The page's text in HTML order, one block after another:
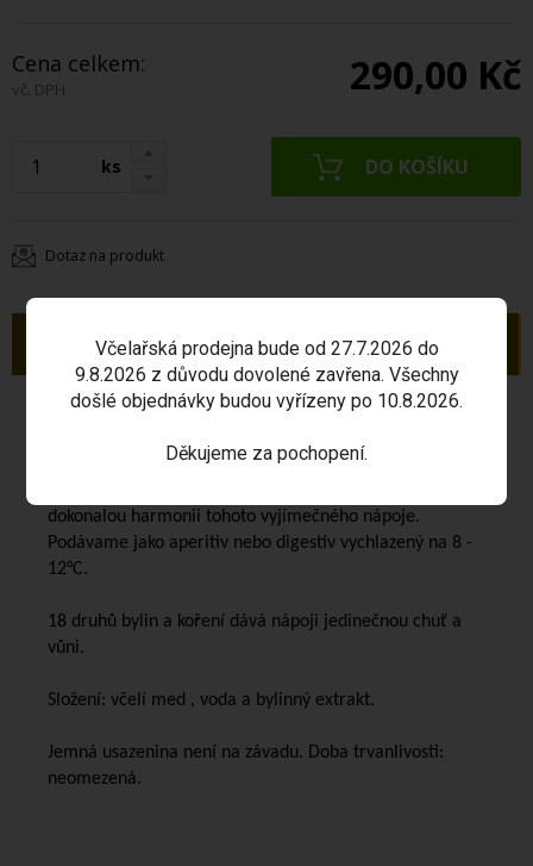
Cena celkem:
vč. DPH 290,00 Kč
ks
Dotaz na produkt
Popis
Aperitivní nápojvyrobený na bázi medoviny obohacený
dokonalou harmonii tohoto vyjímečného nápoje.
Podávame jako aperitiv nebo digestiv vychlazený na 8 -
12°C.
18 druhů bylin a koření dává nápoji jedinečnou chuť a
vůni.
Složení: včelí med , voda a bylinný extrakt.
Jemná usazenina není na závadu. Doba trvanlivosti:
neomezená.
Včelařská prodejna bude od 27.7.2026 do
9.8.2026 z důvodu dovolené zavřena. Všechny
došlé objednávky budou vyřízeny po 10.8.2026.
Děkujeme za pochopení.